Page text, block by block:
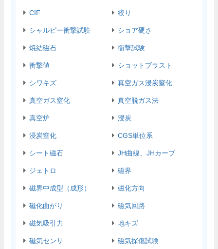
CIF 絞り
シャルピー衝撃試験 ショア硬さ
焼結磁石 衝撃試験
衝撃値 ショットブラスト
シワキズ 真空ガス浸炭窒化
真空ガス窒化 真空脱ガス法
真空炉 浸炭
浸炭窒化 CGS単位系
シート磁石 JH曲線、JHカーブ
ジェトロ 磁界
磁界中成型（成形） 磁化方向
磁化曲がり 磁気回路
磁気吸引力 地キズ
磁気センサ 磁気探傷試験